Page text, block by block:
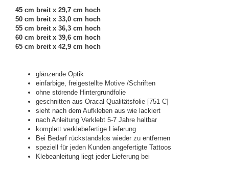
45 cm breit x 29,7 cm hoch
50 cm breit x 33,0 cm hoch
55 cm breit x 36,3 cm hoch
60 cm breit x 39,6 cm hoch
65 cm breit x 42,9 cm hoch
glänzende Optik
einfarbige, freigestellte Motive /Schriften
ohne störende Hintergrundfolie
geschnitten aus Oracal Qualitätsfolie [751 C]
sieht nach dem Aufkleben aus wie lackiert
nach Anleitung Verklebt 5-7 Jahre haltbar
komplett verklebefertige Lieferung
Bei Bedarf rückstandslos wieder zu entfernen
speziell für jeden Kunden angefertigte Tattoos
Klebeanleitung liegt jeder Lieferung bei